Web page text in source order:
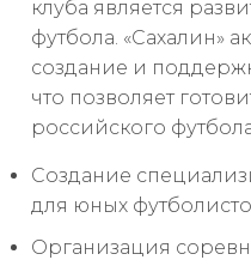
клуба является
футбола. «Сахалин»
создание и
что позволяет
российского
Создание
для юных
Организация